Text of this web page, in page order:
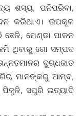
ଶସ୍ୟ, ପନିପରିବା,
କରିଥାଏ। ଉପକୂଳ
ମେଣ୍ଡା ପାଳନ
ଥିବାରୁ ଗୋ ସମ୍ପଦ
ଦୁଗ୍ଧଜାତ
ମାନଙ୍କରୁ ଆମ୍ବ,
ପିଜୁଳି, ସପୁରି ଇତ୍ୟାଦି